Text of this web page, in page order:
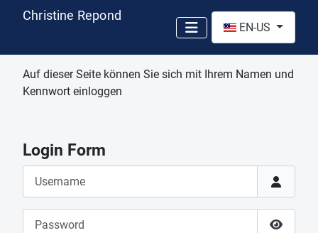
Christine Repond
EN-US
Auf dieser Seite können Sie sich mit Ihrem Namen und
Kennwort einloggen
Login Form